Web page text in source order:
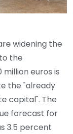
widening the
the
euros is
the "already
capital". The
forecast for
3.5 percent